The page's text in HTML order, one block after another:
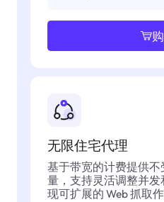
无限住宅代理
基于带宽的计费提供不
量，支持灵活调整并
现可扩展的 Web 抓取作